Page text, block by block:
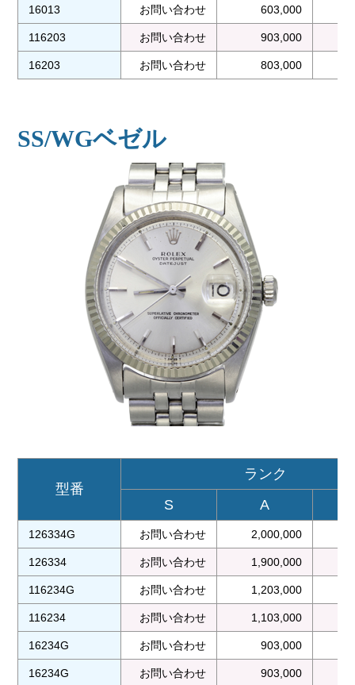
16013 お問い合わせ 603,000
116203 お問い合わせ 903,000
16203 お問い合わせ 803,000
SS/WGベゼル
型番
ランク
S
A
126334G お問い合わせ 2,000,000
126334 お問い合わせ 1,900,000
116234G お問い合わせ 1,203,000
116234 お問い合わせ 1,103,000
16234G お問い合わせ 903,000
16234G お問い合わせ 903,000